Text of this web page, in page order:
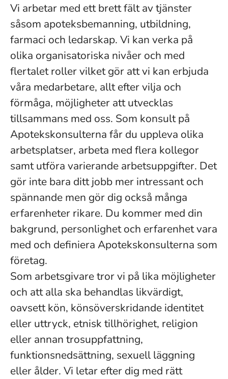
Vi arbetar med ett brett fält av tjänster
såsom apoteksbemanning, utbildning,
farmaci och ledarskap. Vi kan verka på
olika organisatoriska nivåer och med
flertalet roller vilket gör att vi kan erbjuda
våra medarbetare, allt efter vilja och
förmåga, möjligheter att utvecklas
tillsammans med oss. Som konsult på
Apotekskonsulterna får du uppleva olika
arbetsplatser, arbeta med flera kollegor
samt utföra varierande arbetsuppgifter. Det
gör inte bara ditt jobb mer intressant och
spännande men gör dig också många
erfarenheter rikare. Du kommer med din
bakgrund, personlighet och erfarenhet vara
med och definiera Apotekskonsulterna som
företag.
Som arbetsgivare tror vi på lika möjligheter
och att alla ska behandlas likvärdigt,
oavsett kön, könsöverskridande identitet
eller uttryck, etnisk tillhörighet, religion
eller annan trosuppfattning,
funktionsnedsättning, sexuell läggning
eller ålder. Vi letar efter dig med rätt